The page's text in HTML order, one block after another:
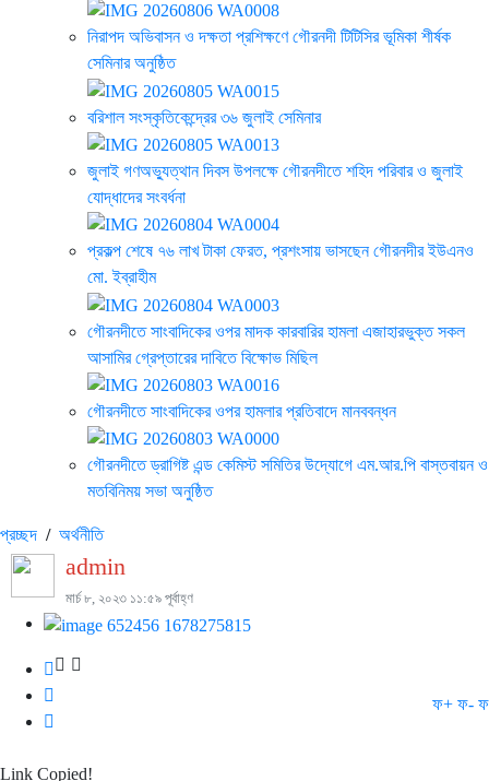
নিরাপদ অভিবাসন ও দক্ষতা প্রশিক্ষণে গৌরনদী টিটিসির ভূমিকা শীর্ষক
সেমিনার অনুষ্ঠিত
বরিশাল সংস্কৃতিকেন্দ্রের ৩৬ জুলাই সেমিনার
জুলাই গণঅভ্যুত্থান দিবস উপলক্ষে গৌরনদীতে শহিদ পরিবার ও জুলাই
যোদ্ধাদের সংবর্ধনা
প্রকল্প শেষে ৭৬ লাখ টাকা ফেরত, প্রশংসায় ভাসছেন গৌরনদীর ইউএনও
মো. ইব্রাহীম
গৌরনদীতে সাংবাদিকের ওপর মাদক কারবারির হামলা এজাহারভুক্ত সকল
আসামির গ্রেপ্তারের দাবিতে বিক্ষোভ মিছিল
গৌরনদীতে সাংবাদিকের ওপর হামলার প্রতিবাদে মানববন্ধন
গৌরনদীতে ড্রাগিষ্ট এন্ড কেমিস্ট সমিতির উদ্যোগে এম.আর.পি বাস্তবায়ন ও
মতবিনিময় সভা অনুষ্ঠিত
প্রচ্ছদ / অর্থনীতি
admin
মার্চ ৮, ২০২৩ ১১:৫৯ পূর্বাহ্ণ
ফ+ ফ- ফ
Link Copied!